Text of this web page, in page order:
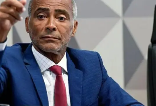
CASO DE REPERCUSSÃO
GERAIS
CLEITINHO AZEVEDO
CRIME EM MINAS GERAIS
DEBATE SOBRE PENA DE MORTE
DAS PENAS
LEGISLAÇÃO PENAL
BRASIL
POLÍTICA BRASILEIRA
REDES SOCIAIS
SEGURANÇA PÚBLICA
VIOLÊNCIA NO BRASIL
ZONA DA MATA MINEIRA